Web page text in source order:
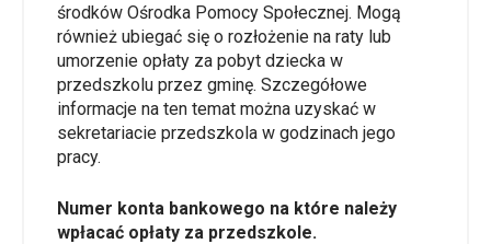
środków Ośrodka Pomocy Społecznej. Mogą
również ubiegać się o rozłożenie na raty lub
umorzenie opłaty za pobyt dziecka w
przedszkolu przez gminę. Szczegółowe
informacje na ten temat można uzyskać w
sekretariacie przedszkola w godzinach jego
pracy.
Numer konta bankowego na które należy
wpłacać opłaty za przedszkole.